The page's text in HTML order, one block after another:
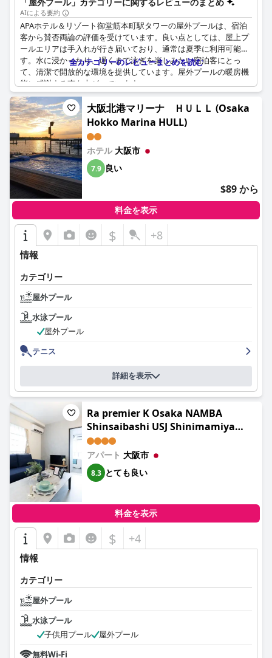
AIによる要約
APAホテル＆リゾート御堂筋本町駅タワーの屋外プールは、宿泊
客から賛否両論の評価を受けています。良い点としては、屋上プ
ールエリアは手入れが行き届いており、通常は夏季に利用可能で
す。水に浸かったり、遅くまで泳ぎを楽しみたい宿泊客にとっ
て、清潔で開放的な環境を提供しています。屋外プールの暖房機
能に感謝する声も上がっています。
メインの屋外プールに加えて、宿泊客は広くて美しく装飾された
大浴場も利用できます。大浴場には、さまざまな種類の温かい屋
内および屋外プールがあり、リラックスしてクールダウンするの
に最適です。特に、伝統的な露天風呂である「五右衛門風呂」
は、入浴体験にユニークな文化的要素を加えています。
ただし、屋外プールは年間を通して利用できるわけではなく、通
常は夏季の3か月間のみオープンしていることに注意することが
重要です。一部の宿泊客は、滞在中にプールが閉まっていること
に気づき、ハイシーズン以外に泳ぎたい人にとってはマイナスと
なる可能性があります。全体として、プール施設は夏の訪問者に
とってハイライトであり、賑やかな都市の背景の中でリラックス
して楽しい体験を提供しています。
全カテゴリーのレビューまとめを読む
大阪北港マリーナ ＨＵＬＬ (Osaka
Hokko Marina HULL)
ホテル大阪市
7.9 良い
$89 から
料金を表示
$ +8
情報
カテゴリー
屋外プール
水泳プール
屋外プール
テニス
詳細を表示
Ra premier K Osaka NAMBA
Shinsaibashi USJ Shinimamiya
Hanazonocyo
アパート 大阪市
8.3 とても良い
料金を表示
$ +4
情報
カテゴリー
屋外プール
水泳プール
子供用プール
屋外プール
無料Wi-Fi